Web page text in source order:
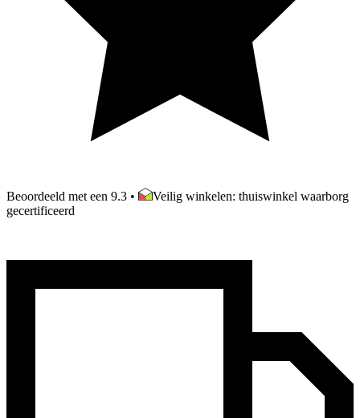
Beoordeeld met een 9.3 •
Veilig winkelen: thuiswinkel waarborg
gecertificeerd